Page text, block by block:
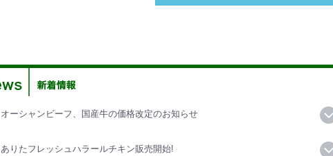
オーシャンビーフ、国産牛の価格改定のお知らせ
ありたフレッシュハラールチキン販売開始!